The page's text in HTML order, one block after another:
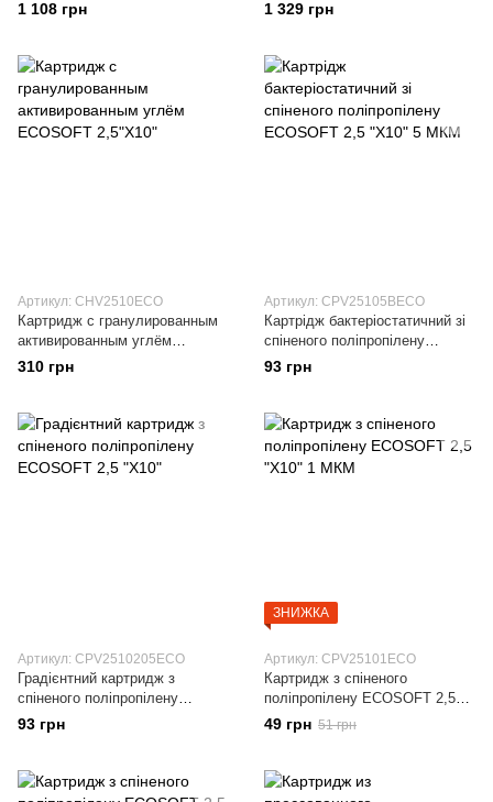
1 108 грн 1 329 грн
Артикул: CHV2510ECO
Картридж с гранулированным
активированным углём
ECOSOFT 2,5"Х10"
310 грн
Артикул: CPV25105BECO
Картрідж бактеріостатичний зі
спіненого поліпропілену
ECOSOFT 2,5 "Х10" 5 МКМ
93 грн
Артикул: CPV2510205ECO
Градієнтний картридж з
спіненого поліпропілену
ECOSOFT 2,5 "X10"
93 грн
ЗНИЖКА
Артикул: CPV25101ECO
Картридж з спіненого
поліпропілену ECOSOFT 2,5
"X10" 1 МКМ
49 грн 51 грн